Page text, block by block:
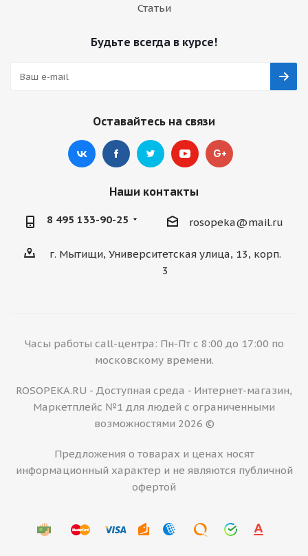
Статьи
Будьте всегда в курсе!
Оставайтесь на связи
Наши контакты
8 495 133-90-25 rosopeka@mail.ru
г. Мытищи, Университетская улица, 13, корп.
3
Часы работы call-центра: Пн-Пт с 8:00 до 17:00 по
московскому времени.
ROSOPEKA.RU - Доступная среда - Интернет-магазин,
Маркетплейс №1 для людей с ограниченными
возможностями 2026 ©
Предложения о товарах и ценах носят
информационный характер и не являются публичной
офертой